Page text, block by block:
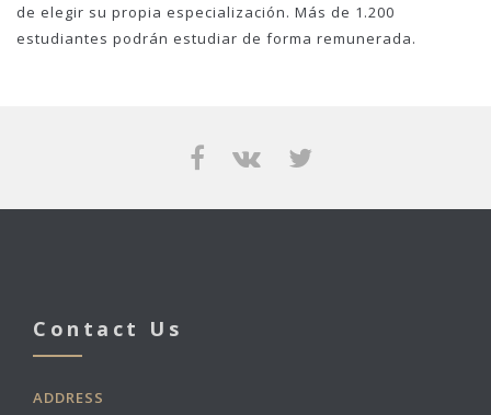
de elegir su propia especialización. Más de 1.200
estudiantes podrán estudiar de forma remunerada.
Contact Us
ADDRESS